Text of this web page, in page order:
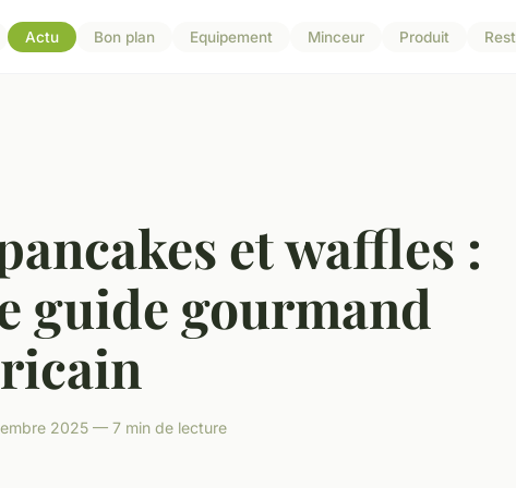
Actu Bon plan Equipement Minceur Produit
et waffles :
guide gourmand
2025 — 7 min de lecture